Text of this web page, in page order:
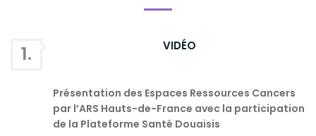
1. VIDÉO
Présentation des Espaces Ressources Cancers
par l’ARS Hauts-de-France avec la participation
de la Plateforme Santé Douaisis